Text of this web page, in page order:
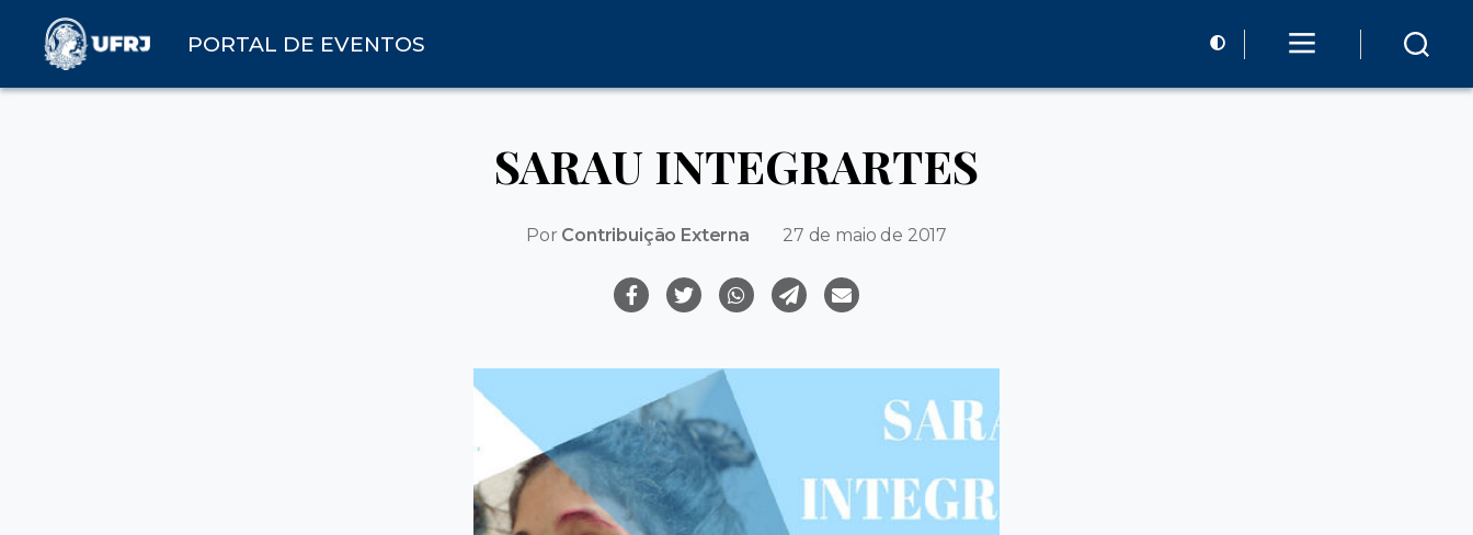
PORTAL DE EVENTOS
SARAU INTEGRARTES
Por Contribuição Externa 27 de maio de 2017